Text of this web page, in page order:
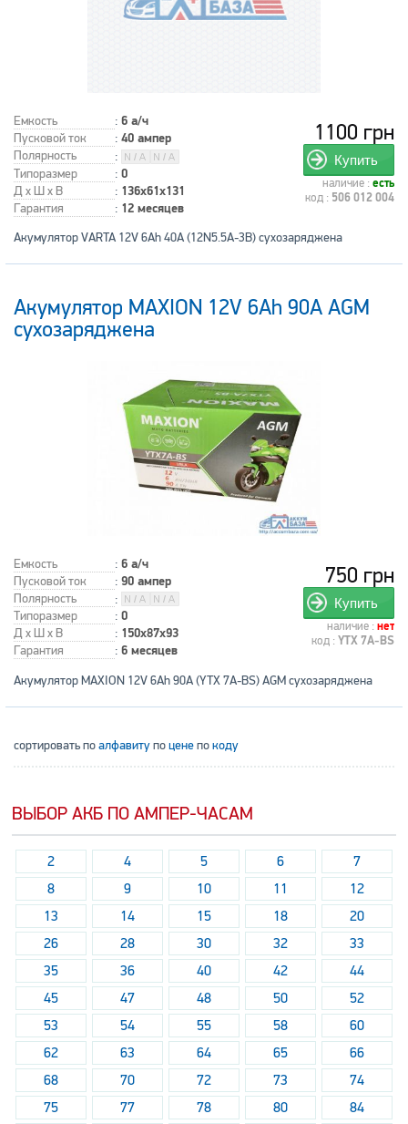
Емкость : 6 а/ч
Пусковой ток : 40 ампер
Полярность
:
Типоразмер
: 0
Д x Ш x В : 136x61x131
Гарантия : 12 месяцев
1100 грн
Купить
наличие : есть
код : 506 012 004
Акумулятор VARTA 12V 6Ah 40A (12N5.5A-3B) сухозаряджена
Акумулятор MAXION 12V 6Ah 90A AGM
сухозаряджена
Емкость : 6 а/ч
Пусковой ток : 90 ампер
Полярность
:
Типоразмер
: 0
Д x Ш x В : 150x87x93
Гарантия : 6 месяцев
750 грн
Купить
наличие : нет
код : YTX 7A-BS
Акумулятор MAXION 12V 6Ah 90A (YTX 7A-BS) AGM сухозаряджена
сортировать поалфавитупоценепокоду
ВЫБОР АКБ ПО АМПЕР-ЧАСАМ
2 4 5 6
7
8
9 10 11
12
13
14 15 18
20
26
28 30 32
33
35
36 40 42
44
45
47 48 50
52
53
54 55 58
60
62
63 64 65
66
68
70 72 73
74
75
77 78 80 84